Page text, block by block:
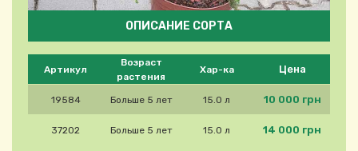
Please select product
Артикул
Возраст
растения
Хар-ка Цена
19584 Больше 5 лет 15.0 л 10 000 грн
37202 Больше 5 лет 15.0 л 14 000 грн
ОПИСАНИЕ СОРТА